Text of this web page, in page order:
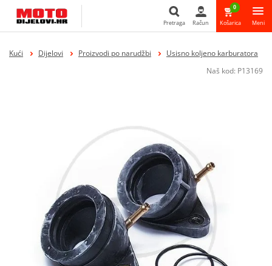
Pretraga
Pretraga Račun
0
Košarica Meni
Kući Dijelovi Proizvodi po narudžbi
Usisno koljeno karburatora
Naš kod: P13169